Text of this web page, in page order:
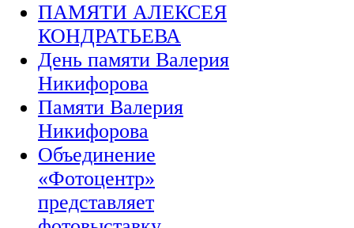
ПАМЯТИ АЛЕКСЕЯ
КОНДРАТЬЕВА
День памяти Валерия
Никифорова
Памяти Валерия
Никифорова
Объединение
«Фотоцентр»
представляет